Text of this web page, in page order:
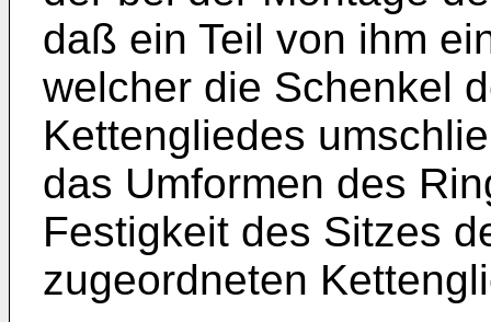
daß ein Teil von ihm
welcher die Schenkel
Kettengliedes
das Umformen des
Festigkeit des Sitzes
zugeordneten